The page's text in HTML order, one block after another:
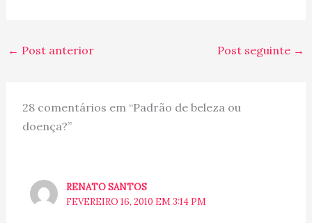
pessoas se deem conta
que…
← Post anterior Post seguinte →
28 comentários em “Padrão de beleza ou
doença?”
RENATO SANTOS
FEVEREIRO 16, 2010 EM 3:14 PM